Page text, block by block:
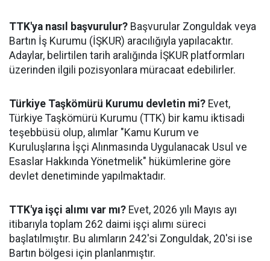
TTK'ya nasıl başvurulur? Başvurular Zonguldak veya
Bartın İş Kurumu (İŞKUR) aracılığıyla yapılacaktır.
Adaylar, belirtilen tarih aralığında İŞKUR platformları
üzerinden ilgili pozisyonlara müracaat edebilirler.
Türkiye Taşkömürü Kurumu devletin mi? Evet,
Türkiye Taşkömürü Kurumu (TTK) bir kamu iktisadi
teşebbüsü olup, alımlar "Kamu Kurum ve
Kuruluşlarına İşçi Alınmasında Uygulanacak Usul ve
Esaslar Hakkında Yönetmelik" hükümlerine göre
devlet denetiminde yapılmaktadır.
TTK'ya işçi alımı var mı? Evet, 2026 yılı Mayıs ayı
itibarıyla toplam 262 daimi işçi alımı süreci
başlatılmıştır. Bu alımların 242'si Zonguldak, 20'si ise
Bartın bölgesi için planlanmıştır.